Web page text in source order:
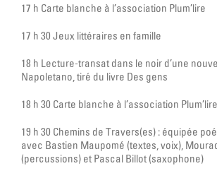
17 h Carte blanche à l’association Plum’lire
17 h 30 Jeux littéraires en famille
18 h Lecture-transat dans le noir d’une
Napoletano, tiré du livre Des gens
18 h 30 Carte blanche à l’association Plum’lire
19 h 30 Chemins de Travers(es) : équipée
avec Bastien Maupomé (textes, voix),
(percussions) et Pascal Billot (saxophone)